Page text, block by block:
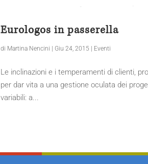
Eurologos in passerella
di Martina Nencini |Giu 24, 2015 | Eventi
Le inclinazioni e i temperamenti di clienti,
per dar vita a una gestione oculata dei
variabili: a...